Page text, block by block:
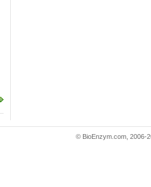
© BioEnzym.com, 2006-